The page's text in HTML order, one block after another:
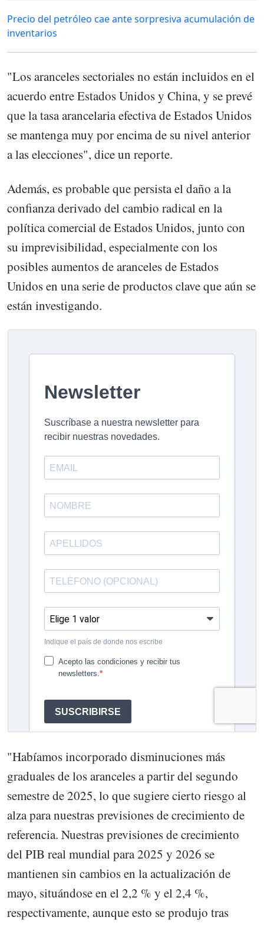
Precio del petróleo cae ante sorpresiva acumulación de
inventarios
"Los aranceles sectoriales no están incluidos en el
acuerdo entre Estados Unidos y China, y se prevé
que la tasa arancelaria efectiva de Estados Unidos
se mantenga muy por encima de su nivel anterior
a las elecciones", dice un reporte.
Además, es probable que persista el daño a la
confianza derivado del cambio radical en la
política comercial de Estados Unidos, junto con
su imprevisibilidad, especialmente con los
posibles aumentos de aranceles de Estados
Unidos en una serie de productos clave que aún se
están investigando.
"Habíamos incorporado disminuciones más
graduales de los aranceles a partir del segundo
semestre de 2025, lo que sugiere cierto riesgo al
alza para nuestras previsiones de crecimiento de
referencia. Nuestras previsiones de crecimiento
del PIB real mundial para 2025 y 2026 se
mantienen sin cambios en la actualización de
mayo, situándose en el 2,2 % y el 2,4 %,
respectivamente, aunque esto se produjo tras